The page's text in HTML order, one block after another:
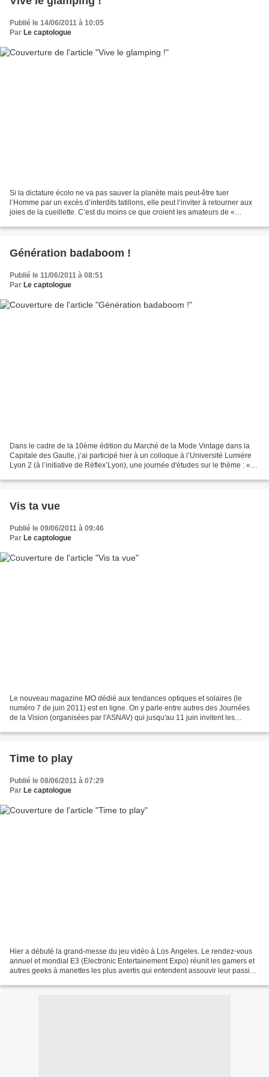
Publié le 14/06/2011 à 10:05
Par Le captologue
Si la dictature écolo ne va pas sauver la planète mais peut-être tuer
l’Homme par un excès d’interdits tatillons, elle peut l’inviter à retourner aux
joies de la cueillette. C’est du moins ce que croient les amateurs de «
Génération badaboom !
Publié le 11/06/2011 à 08:51
Par Le captologue
Dans le cadre de la 10ème édition du Marché de la Mode Vintage dans la
Capitale des Gaulle, j’ai participé hier à un colloque à l’Université Lumière
Lyon 2 (à l’initiative de Réflex’Lyon), une journée d'études sur le thème : «
Vis ta vue
Publié le 09/06/2011 à 09:46
Par Le captologue
Le nouveau magazine MO dédié aux tendances optiques et solaires (le
numéro 7 de juin 2011) est en ligne. On y parle entre autres des Journées
de la Vision (organisées par l'ASNAV) qui jusqu'au 11 juin invitent les
Time to play
Publié le 08/06/2011 à 07:29
Par Le captologue
Hier a débuté la grand-messe du jeu vidéo à Los Angeles. Le rendez-vous
annuel et mondial E3 (Electronic Entertainement Expo) réunit les gamers et
autres geeks à manettes les plus avertis qui entendent assouvir leur passion